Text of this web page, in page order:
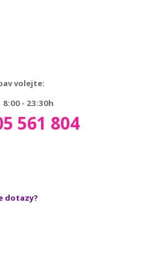
volejte:
- 23:30h
561 804
dotazy?